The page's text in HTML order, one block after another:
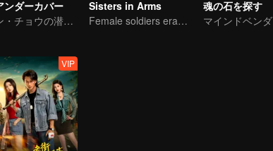
ンダーカバー
コリン・チョウの潜入戦争
Sisters in Arms
Female soldiers eradicating crime
魂の石を探す
VIP